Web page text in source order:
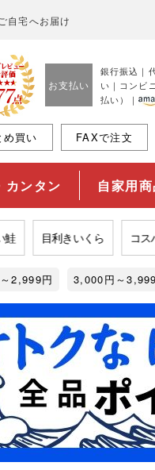
自宅へお届け
お支払い
銀行振込｜
い｜コンビ
払い）｜
め買い FAXで注文
カンタン 自家用
目利きいくら コスパ
2,999円 3,000円～